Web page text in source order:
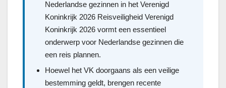
Nederlandse gezinnen in het Verenigd
Koninkrijk 2026 Reisveiligheid Verenigd
Koninkrijk 2026 vormt een essentieel
onderwerp voor Nederlandse gezinnen die
een reis plannen.
Hoewel het VK doorgaans als een veilige
bestemming geldt, brengen recente